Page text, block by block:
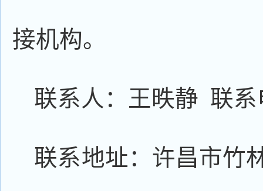
接机构。
联系人：王昳静 联系
联系地址：许昌市竹